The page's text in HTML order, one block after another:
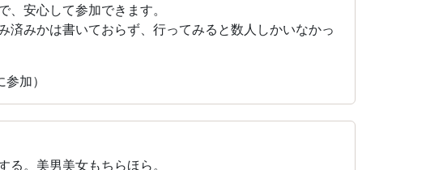
安心して参加できます。
みかは書いておらず、行ってみると数人しかいなかっ
加）
。美男美女もちらほら。